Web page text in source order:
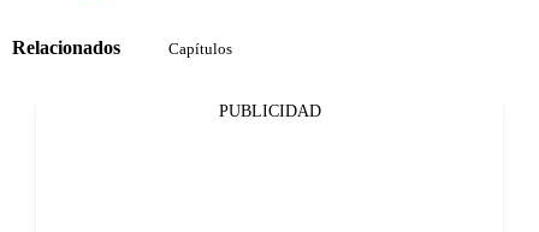
Relacionados Capítulos
PUBLICIDAD